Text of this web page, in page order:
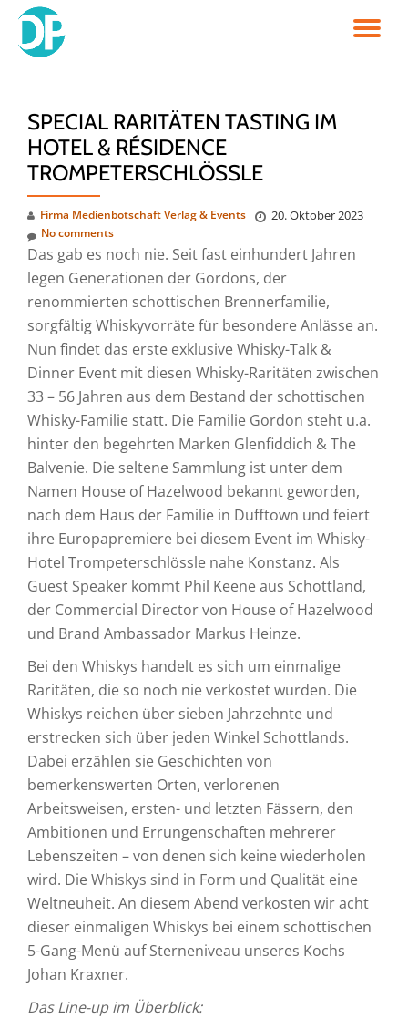
Skip
SPECIAL RARITÄTEN TASTING IM
HOTEL & RÉSIDENCE
TROMPETERSCHLÖSSLE
Firma Medienbotschaft Verlag & Events 20. Oktober 2023
No comments
Das gab es noch nie. Seit fast einhundert Jahren
legen Generationen der Gordons, der
renommierten schottischen Brennerfamilie,
sorgfältig Whiskyvorräte für besondere Anlässe an.
Nun findet das erste exklusive Whisky-Talk &
Dinner Event mit diesen Whisky-Raritäten zwischen
33 – 56 Jahren aus dem Bestand der schottischen
Whisky-Familie statt. Die Familie Gordon steht u.a.
hinter den begehrten Marken Glenfiddich & The
Balvenie. Die seltene Sammlung ist unter dem
Namen House of Hazelwood bekannt geworden,
nach dem Haus der Familie in Dufftown und feiert
ihre Europapremiere bei diesem Event im Whisky-
Hotel Trompeterschlössle nahe Konstanz. Als
Guest Speaker kommt Phil Keene aus Schottland,
der Commercial Director von House of Hazelwood
und Brand Ambassador Markus Heinze.
Bei den Whiskys handelt es sich um einmalige
Raritäten, die so noch nie verkostet wurden. Die
Whiskys reichen über sieben Jahrzehnte und
erstrecken sich über jeden Winkel Schottlands.
Dabei erzählen sie Geschichten von
bemerkenswerten Orten, verlorenen
Arbeitsweisen, ersten- und letzten Fässern, den
Ambitionen und Errungenschaften mehrerer
Lebenszeiten – von denen sich keine wiederholen
wird. Die Whiskys sind in Form und Qualität eine
Weltneuheit. An diesem Abend verkosten wir acht
dieser einmaligen Whiskys bei einem schottischen
5-Gang-Menü auf Sterneniveau unseres Kochs
Johan Kraxner.
Das Line-up im Überblick: